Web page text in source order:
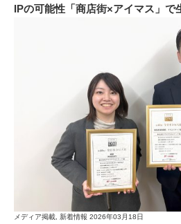
IPの可能性「商店街×アイマス」で
メディア掲載, 新着情報 2026年03月18日